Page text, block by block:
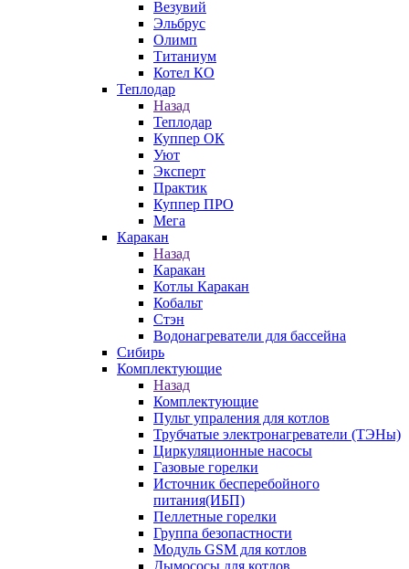
Везувий
Эльбрус
Олимп
Титаниум
Котел КО
Теплодар
Назад
Теплодар
Куппер ОК
Уют
Эксперт
Практик
Куппер ПРО
Мега
Каракан
Назад
Каракан
Котлы Каракан
Кобальт
Стэн
Водонагреватели для бассейна
Сибирь
Комплектующие
Назад
Комплектующие
Пульт упраления для котлов
Трубчатые электронагреватели (ТЭНы)
Циркуляционные насосы
Газовые горелки
Источник бесперебойного
питания(ИБП)
Пеллетные горелки
Группа безопастности
Модуль GSM для котлов
Дымососы для котлов